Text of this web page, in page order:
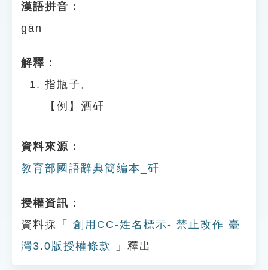
漢語拼音：
gān
解釋：
指瓶子。
【例】酒矸
資料來源：
教育部國語辭典簡編本_矸
授權資訊：
資料採「
創用CC-姓名標示- 禁止改作 臺
灣3.0版授權條款
」釋出